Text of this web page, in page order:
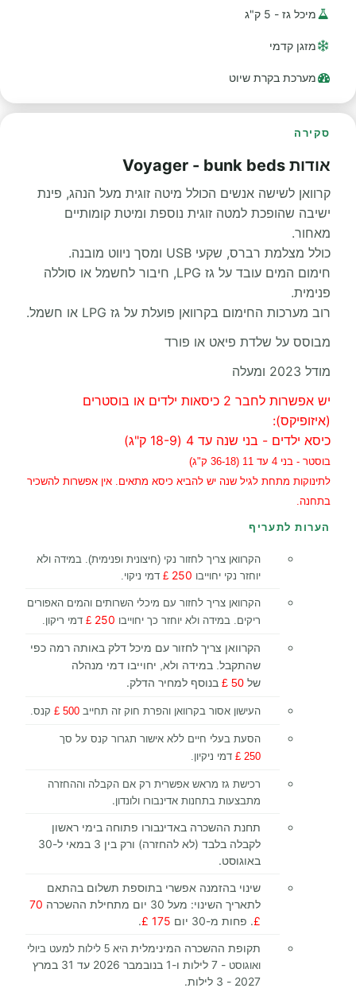
מיכל גז - 5 ק"ג
מזגן קדמי
מערכת בקרת שיוט
סקירה
אודות Voyager - bunk beds
קרוואן לשישה אנשים הכולל מיטה זוגית מעל הנהג, פינת
ישיבה שהופכת למטה זוגית נוספת ומיטת קומותיים
מאחור.
כולל מצלמת רברס, שקעי USB ומסך ניווט מובנה.
חימום המים עובד על גז LPG, חיבור לחשמל או סוללה
פנימית.
רוב מערכות החימום בקרוואן פועלת על גז LPG או חשמל.
מבוסס על שלדת פיאט או פורד
מודל 2023 ומעלה
יש אפשרות לחבר 2 כיסאות ילדים או בוסטרים
(איזופיקס):
כיסא ילדים - בני שנה עד 4 (18-9 ק"ג)
בוסטר - בני 4 עד 11 (36-18 ק"ג)
לתינוקות מתחת לגיל שנה יש להביא כיסא מתאים. אין אפשרות להשכיר
בתחנה.
הערות לתעריף
הקרוואן צריך לחזור נקי (חיצונית ופנימית). במידה ולא
יוחזר נקי יחוייבו 250
£ דמי ניקוי.
הקרוואן צריך לחזור עם מיכלי השרותים והמים האפורים
ריקים. במידה ולא יוחזר כך יחוייבו 250
£ דמי ריקון.
הקרוואן צריך לחזור עם מיכל דלק באותה רמה כפי
שהתקבל. במידה ולא, יחוייבו דמי מנהלה
של 50
£ בנוסף למחיר הדלק.
העישון אסור בקרוואן והפרת חוק זה תחייב 500 £ קנס.
הסעת בעלי חיים ללא אישור תגרור קנס על סך
250 £
דמי ניקיון.
רכישת גז מראש אפשרית רק אם הקבלה וההחזרה
מתבצעות בתחנות אדינבורו ולונדון.
תחנת ההשכרה באדינבורו פתוחה בימי ראשון
לקבלה בלבד (לא להחזרה) ורק בין 3 במאי ל-30
באוגוסט.
שינוי בהזמנה אפשרי בתוספת תשלום בהתאם
לתאריך השינוי: מעל 30 יום מתחילת ההשכרה
70
£. פחות מ-30 יום 175 £
.
תקופת ההשכרה המינימלית
היא 5 לילות למעט ביולי
ואוגוסט
- 7 לילות ו-1 בנובמבר 2026 עד 31 במרץ
2027 - 3 לילות.